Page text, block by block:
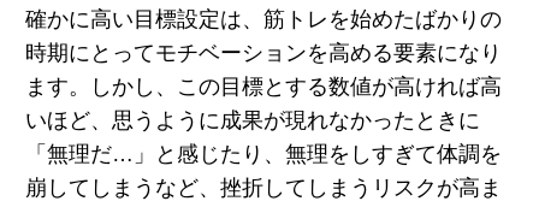
確かに高い目標設定は、筋トレを始めたばかりの
時期にとってモチベーションを高める要素になり
ます。しかし、この目標とする数値が高ければ高
いほど、思うように成果が現れなかったときに
「無理だ…」と感じたり、無理をしすぎて体調を
崩してしまうなど、挫折してしまうリスクが高ま